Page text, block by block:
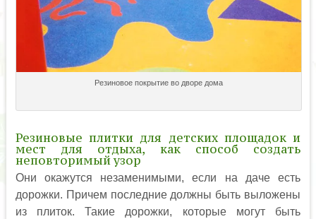
Резиновое покрытие во дворе дома
Резиновые плитки для детских площадок и
мест для отдыха, как способ создать
неповторимый узор
Они окажутся незаменимыми, если на даче есть
дорожки. Причем последние должны быть выложены
из плиток. Такие дорожки, которые могут быть